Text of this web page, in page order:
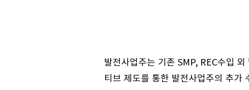
발전사업주는 기존 SMP, REC수입 외
티브 제도를 통한 발전사업주의 추가